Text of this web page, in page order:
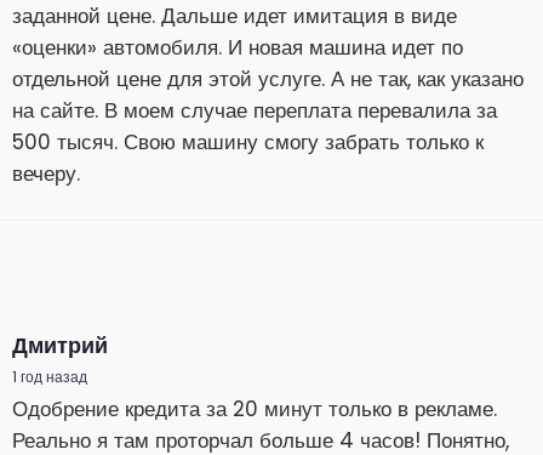
заданной цене. Дальше идет имитация в виде
«оценки» автомобиля. И новая машина идет по
отдельной цене для этой услуге. А не так, как указано
на сайте. В моем случае переплата перевалила за
500 тысяч. Свою машину смогу забрать только к
вечеру.
Дмитрий
1 год назад
Одобрение кредита за 20 минут только в рекламе.
Реально я там проторчал больше 4 часов! Понятно,